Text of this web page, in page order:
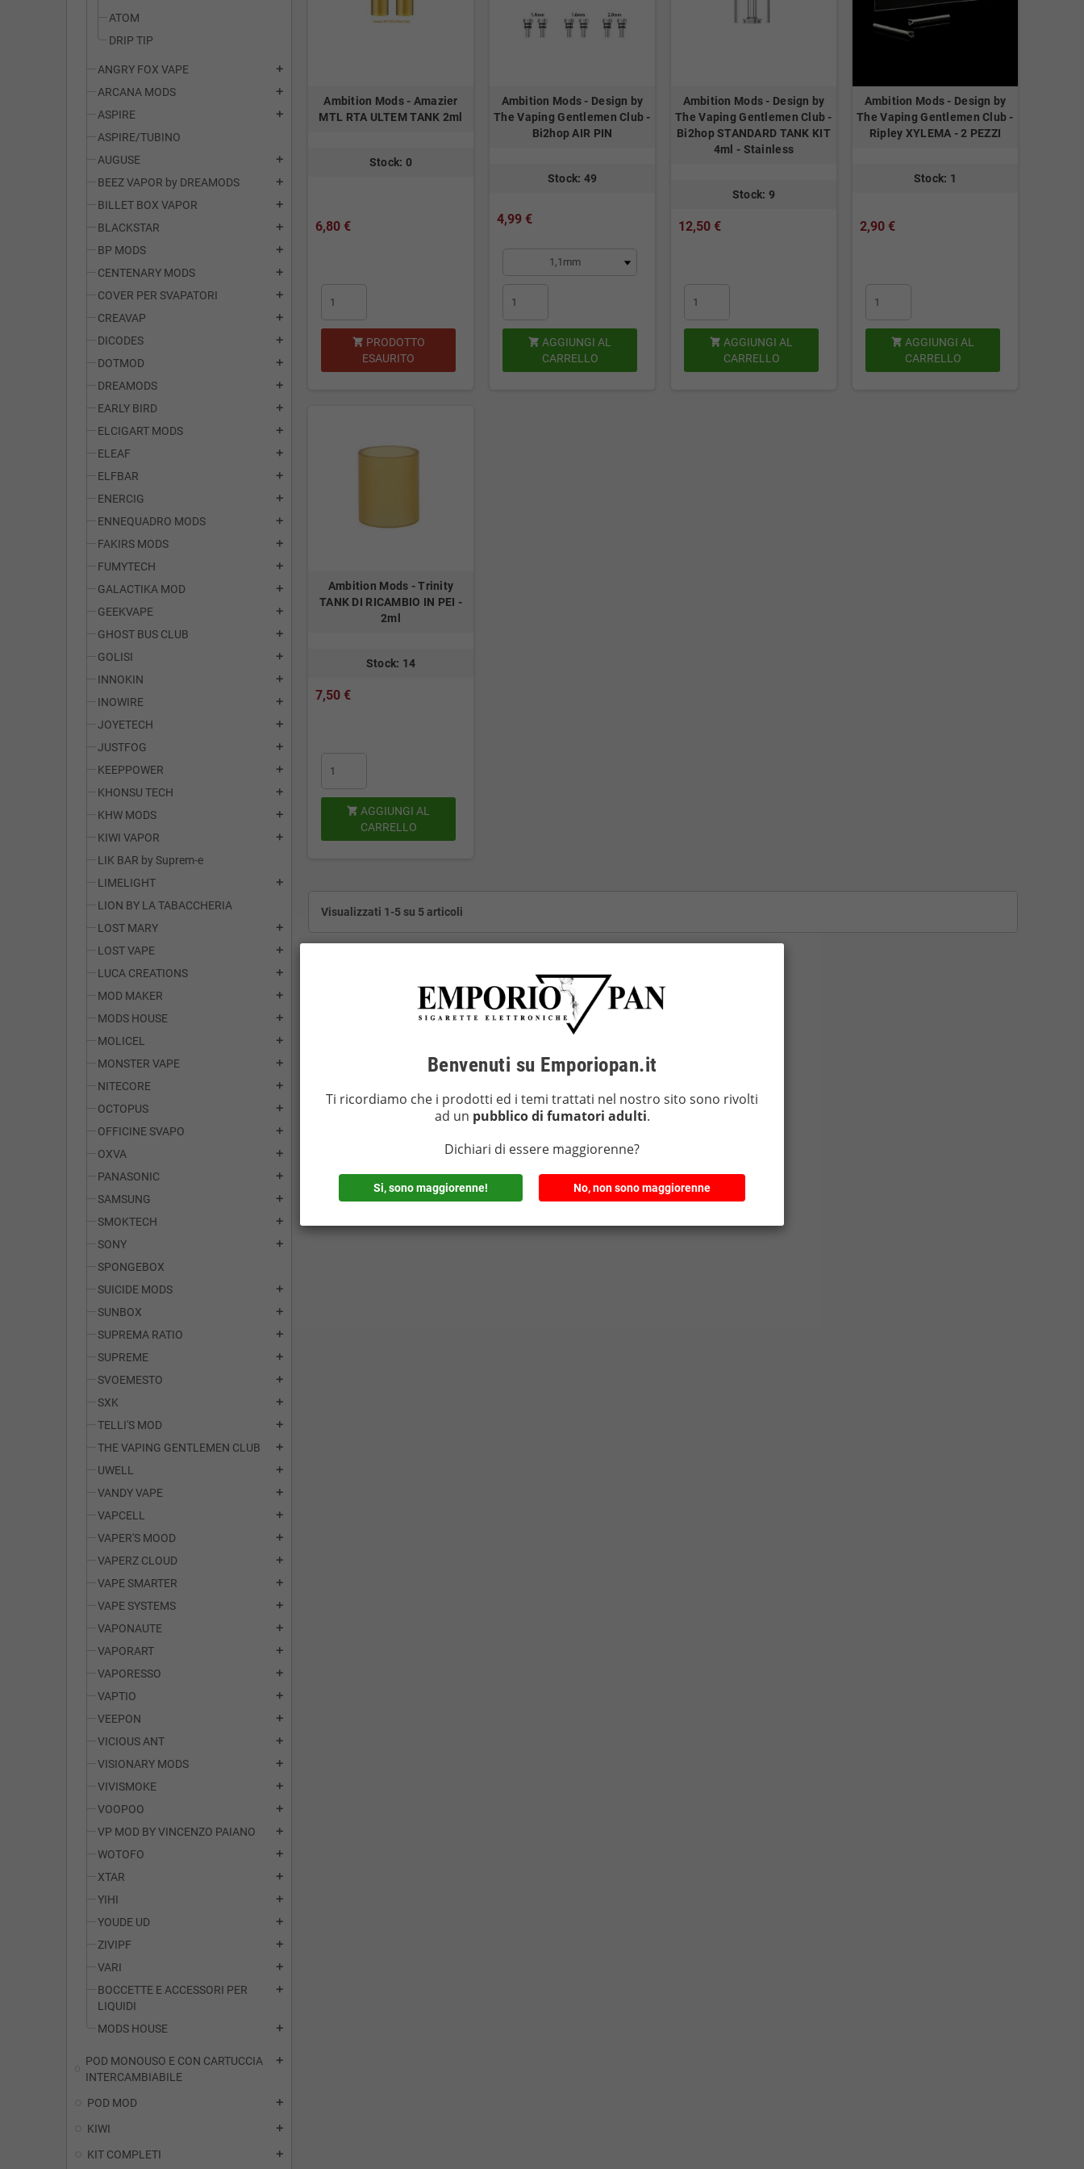
ATOM
DRIP TIP
ANGRY FOX VAPE add
ARCANA MODS add
ASPIRE add
ASPIRE/TUBINO
AUGUSE
add
BEEZ VAPOR by DREAMODS add
BILLET BOX VAPOR add
BLACKSTAR add
BP MODS add
CENTENARY MODS add
COVER PER SVAPATORI add
CREAVAP add
DICODES add
DOTMOD add
DREAMODS add
EARLY BIRD add
ELCIGART MODS add
ELEAF add
ELFBAR add
ENERCIG add
ENNEQUADRO MODS add
FAKIRS MODS add
FUMYTECH add
GALACTIKA MOD add
GEEKVAPE add
GHOST BUS CLUB add
GOLISI add
INNOKIN add
INOWIRE add
JOYETECH add
JUSTFOG add
KEEPPOWER add
KHONSU TECH add
KHW MODS add
KIWI VAPOR add
LIK BAR by Suprem-e
LIMELIGHT
add
LION BY LA TABACCHERIA
LOST MARY
add
LOST VAPE add
LUCA CREATIONS add
MOD MAKER add
MODS HOUSE add
MOLICEL add
MONSTER VAPE add
NITECORE add
OCTOPUS add
OFFICINE SVAPO add
OXVA add
PANASONIC add
SAMSUNG add
SMOKTECH add
SONY add
SPONGEBOX
SUICIDE MODS
add
SUNBOX add
SUPREMA RATIO add
SUPREME add
SVOEMESTO add
SXK add
TELLI'S MOD add
THE VAPING GENTLEMEN CLUB add
UWELL add
VANDY VAPE add
VAPCELL add
VAPER'S MOOD add
VAPERZ CLOUD add
VAPE SMARTER add
VAPE SYSTEMS add
VAPONAUTE add
VAPORART add
VAPORESSO add
VAPTIO add
VEEPON add
VICIOUS ANT add
VISIONARY MODS add
VIVISMOKE add
VOOPOO add
VP MOD BY VINCENZO PAIANO add
WOTOFO add
XTAR add
YIHI add
YOUDE UD add
ZIVIPF add
VARI add
BOCCETTE E ACCESSORI PER
LIQUIDI
add
MODS HOUSE add
POD MONOUSO E CON CARTUCCIA
INTERCAMBIABILE
add
POD MOD add
KIWI add
KIT COMPLETI add
Ambition Mods - Amazier
MTL RTA ULTEM TANK 2ml
Stock: 0
6,80 €
 PRODOTTO
ESAURITO
Ambition Mods - Design by
The Vaping Gentlemen Club -
Bi2hop AIR PIN
Stock: 49
4,99 €
 AGGIUNGI AL
CARRELLO
Ambition Mods - Design by
The Vaping Gentlemen Club -
Bi2hop STANDARD TANK KIT
4ml - Stainless
Stock: 9
12,50 €
 AGGIUNGI AL
CARRELLO
Ambition Mods - Design by
The Vaping Gentlemen Club -
Ripley XYLEMA - 2 PEZZI
Stock: 1
2,90 €
 AGGIUNGI AL
CARRELLO
Ambition Mods - Trinity
TANK DI RICAMBIO IN PEI -
2ml
Stock: 14
7,50 €
 AGGIUNGI AL
CARRELLO
Visualizzati 1-5 su 5 articoli
Benvenuti su Emporiopan.it
Ti ricordiamo che i prodotti ed i temi trattati nel nostro sito sono rivolti
ad un pubblico di fumatori adulti.
Dichiari di essere maggiorenne?
Si, sono maggiorenne! No, non sono maggiorenne